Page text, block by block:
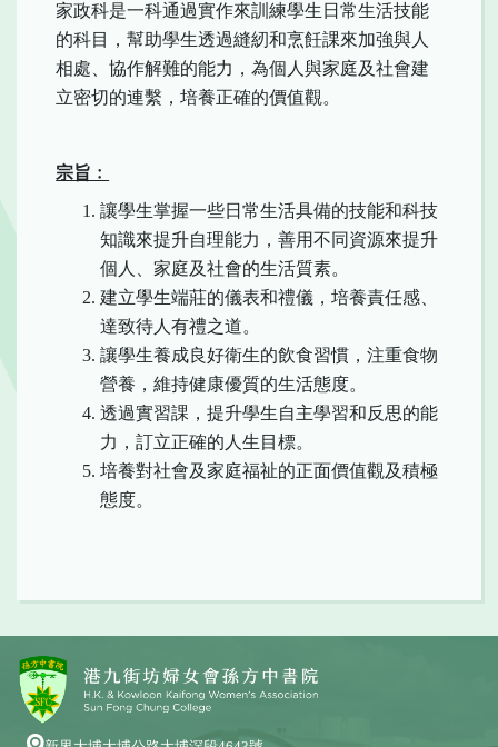
家政科是一科通過實作來訓練學生日常生活技能
的科目，幫助學生透過縫紉和烹飪課來加強與人
相處、協作解難的能力，為個人與家庭及社會建
立密切的連繫，培養正確的價值觀。
宗旨﹕
讓學生掌握一些日常生活具備的技能和科技
知識來提升自理能力，善用不同資源來提升
個人、家庭及社會的生活質素。
建立學生端莊的儀表和禮儀，培養責任感、
達致待人有禮之道。
讓學生養成良好衛生的飲食習慣，注重食物
營養，維持健康優質的生活態度。
透過實習課，提升學生自主學習和反思的能
力，訂立正確的人生目標。
培養對社會及家庭福祉的正面價值觀及積極
態度。